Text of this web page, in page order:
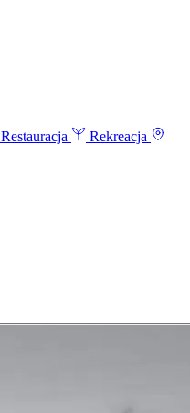
Restauracja
Rekreacja